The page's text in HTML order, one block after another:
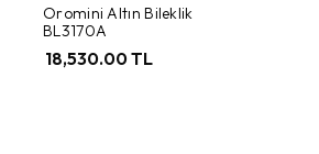
Oromini Altın Bileklik
BL3170A
18,530.00 TL